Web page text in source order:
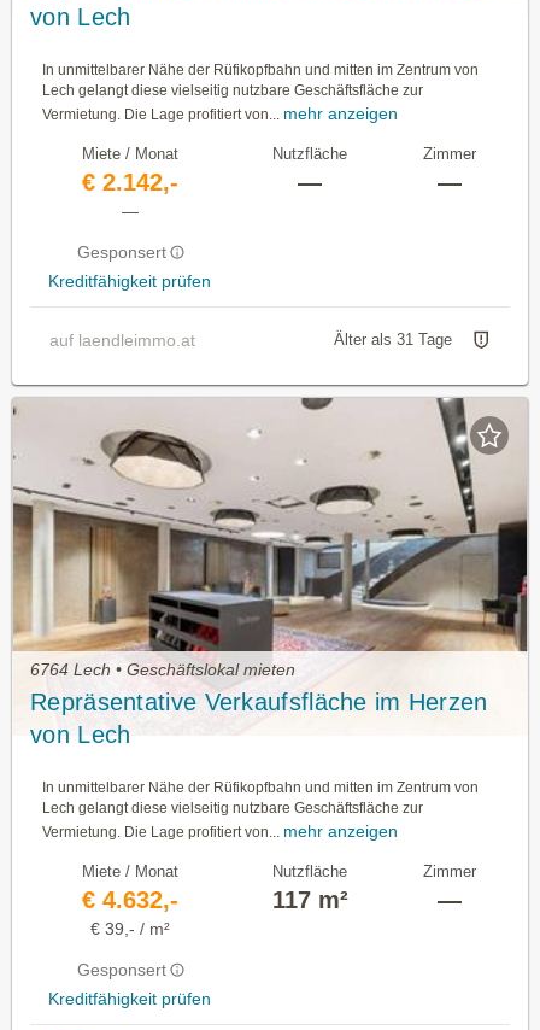
von Lech
In unmittelbarer Nähe der Rüfikopfbahn und mitten im Zentrum von
Lech gelangt diese vielseitig nutzbare Geschäftsfläche zur
Vermietung. Die Lage profitiert von... mehr anzeigen
Miete / Monat
€ 2.142,-
—
Gesponsert
Kreditfähigkeit prüfen
Nutzfläche
—
Zimmer
—
auf laendleimmo.at Älter als 31 Tage
6764 Lech • Geschäftslokal mieten
Repräsentative Verkaufsfläche im Herzen
von Lech
In unmittelbarer Nähe der Rüfikopfbahn und mitten im Zentrum von
Lech gelangt diese vielseitig nutzbare Geschäftsfläche zur
Vermietung. Die Lage profitiert von...
mehr anzeigen
Miete / Monat
€ 4.632,-
€ 39,- / m²
Gesponsert
Kreditfähigkeit prüfen
Nutzfläche
117 m²
Zimmer
—